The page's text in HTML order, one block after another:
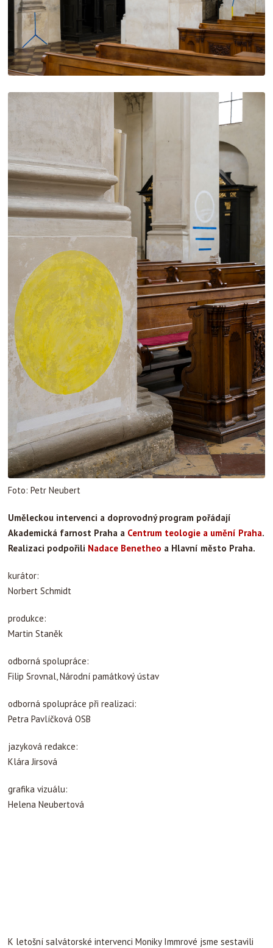
Foto: Petr Neubert
Uměleckou intervenci a doprovodný program pořádají
Akademická farnost Praha a Centrum teologie a umění Praha.
Realizaci podpořili Nadace Benetheo a Hlavní město Praha.
kurátor:
Norbert Schmidt
produkce:
Martin Staněk
odborná spolupráce:
Filip Srovnal, Národní památkový ústav
odborná spolupráce při realizaci:
Petra Pavlíčková OSB
jazyková redakce:
Klára Jirsová
grafika vizuálu:
Helena Neubertová
K letošní salvátorské intervenci Moniky Immrové jsme sestavili